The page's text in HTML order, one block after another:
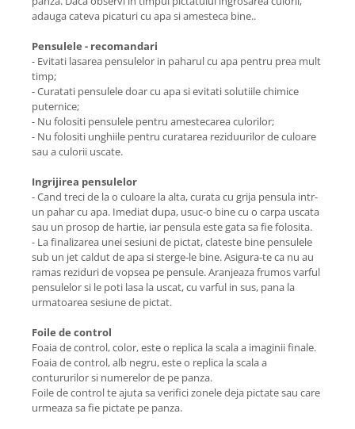
adauga cateva picaturi cu apa si amesteca bine..
Pensulele - recomandari
- Evitati lasarea pensulelor in paharul cu apa pentru prea mult
timp;
- Curatati pensulele doar cu apa si evitati solutiile chimice
puternice;
- Nu folositi pensulele pentru amestecarea culorilor;
- Nu folositi unghiile pentru curatarea reziduurilor de culoare
sau a culorii uscate.
Ingrijirea pensulelor
- Cand treci de la o culoare la alta, curata cu grija pensula intr-
un pahar cu apa. Imediat dupa, usuc-o bine cu o carpa uscata
sau un prosop de hartie, iar pensula este gata sa fie folosita.
- La finalizarea unei sesiuni de pictat, clateste bine pensulele
sub un jet caldut de apa si sterge-le bine. Asigura-te ca nu au
ramas reziduri de vopsea pe pensule. Aranjeaza frumos varful
pensulelor si le poti lasa la uscat, cu varful in sus, pana la
urmatoarea sesiune de pictat.
Foile de control
Foaia de control, color, este o replica la scala a imaginii finale.
Foaia de control, alb negru, este o replica la scala a
contururilor si numerelor de pe panza.
Foile de control te ajuta sa verifici zonele deja pictate sau care
urmeaza sa fie pictate pe panza.